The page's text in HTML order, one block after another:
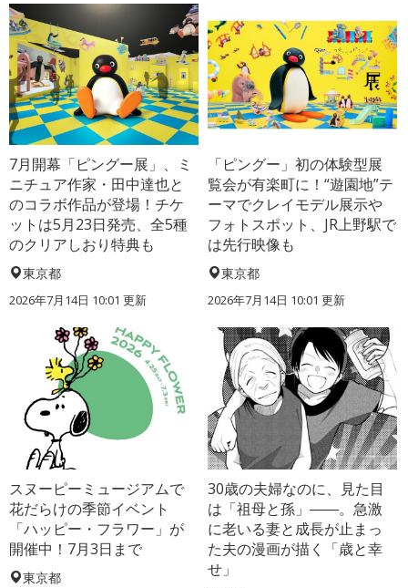
7月開幕「ピングー展」、ミ
ニチュア作家・田中達也と
のコラボ作品が登場！チケ
ットは5月23日発売、全5種
のクリアしおり特典も
東京都
2026年7月14日 10:01 更新
「ピングー」初の体験型展
覧会が有楽町に！“遊園地”テ
ーマでクレイモデル展示や
フォトスポット、JR上野駅で
は先行映像も
東京都
2026年7月14日 10:01 更新
スヌーピーミュージアムで
花だらけの季節イベント
「ハッピー・フラワー」が
開催中！7月3日まで
東京都
30歳の夫婦なのに、見た目
は「祖母と孫」――。急激
に老いる妻と成長が止まっ
た夫の漫画が描く「歳と幸
せ」